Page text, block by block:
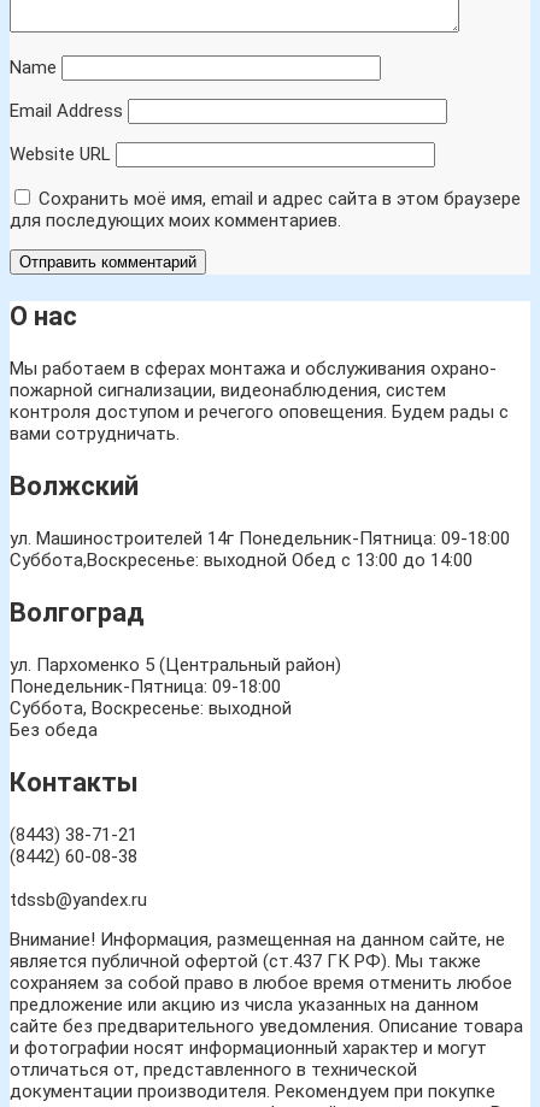
Name
Email Address
Website URL
Сохранить моё имя, email и адрес сайта в этом браузере
для последующих моих комментариев.
О нас
Мы работаем в сферах монтажа и обслуживания охрано-
пожарной сигнализации, видеонаблюдения, систем
контроля доступом и речегого оповещения. Будем рады с
вами сотрудничать.
Волжский
ул. Машиностроителей 14г Понедельник-Пятница: 09-18:00
Суббота,Воскресенье: выходной Обед с 13:00 до 14:00
Волгоград
ул. Пархоменко 5 (Центральный район)
Понедельник-Пятница: 09-18:00
Суббота, Воскресенье: выходной
Без обеда
Контакты
(8443) 38-71-21
(8442) 60-08-38
tdssb@yandex.ru
Внимание! Информация, размещенная на данном сайте, не
является публичной офертой (ст.437 ГК РФ). Мы также
сохраняем за собой право в любое время отменить любое
предложение или акцию из числа указанных на данном
сайте без предварительного уведомления. Описание товара
и фотографии носят информационный характер и могут
отличаться от, представленного в технической
документации производителя. Рекомендуем при покупке